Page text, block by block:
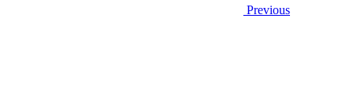
Previous